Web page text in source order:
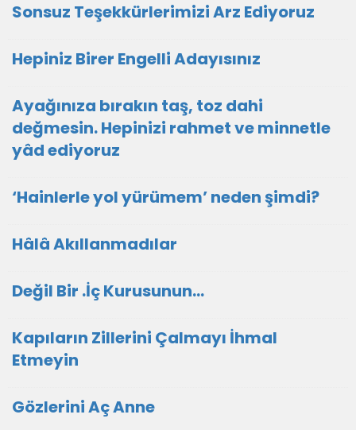
Sonsuz Teşekkürlerimizi Arz Ediyoruz
Hepiniz Birer Engelli Adayısınız
Ayağınıza bırakın taş, toz dahi
değmesin. Hepinizi rahmet ve minnetle
yâd ediyoruz
‘Hainlerle yol yürümem’ neden şimdi?
Hâlâ Akıllanmadılar
Değil Bir .İç Kurusunun…
Kapıların Zillerini Çalmayı İhmal
Etmeyin
Gözlerini Aç Anne